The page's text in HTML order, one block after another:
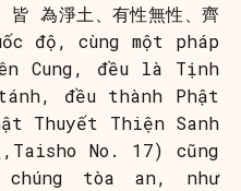
皆 為淨土、有性無性、齊
độ, cùng một pháp
Cung, đều là Tịnh
đều thành Phật
Thuyết Thiện Sanh
,Taisho No. 17) cũng
tòa an, như